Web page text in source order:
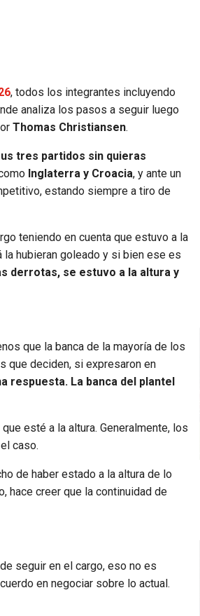
, todos los integrantes incluyendo
analiza los pasos a seguir luego
Thomas Christiansen.
tres partidos sin quieras
Inglaterra y Croacia, y ante un
estando siempre a tiro de
teniendo en cuenta que estuvo a la
la hubieran goleado y si bien ese es
derrotas, se estuvo a la altura y
que la banca de la mayoría de los
que deciden, si expresaron en
respuesta. La banca del plantel
esté a la altura. Generalmente, los
caso.
de haber estado a la altura de lo
hace creer que la continuidad de
seguir en el cargo, eso no es
en negociar sobre lo actual.